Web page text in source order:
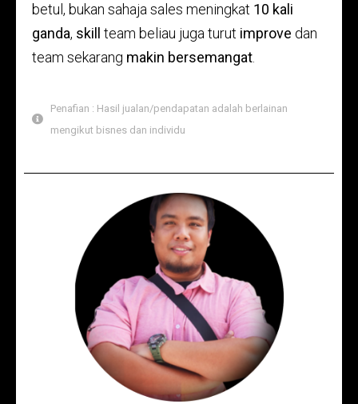
betul, bukan sahaja sales meningkat 10 kali
ganda, skill team beliau juga turut improve dan
team sekarang makin bersemangat.
Penafian : Hasil jualan/pendapatan adalah berlainan
mengikut bisnes dan individu